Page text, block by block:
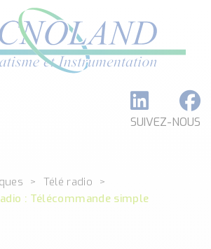
SUIVEZ-NOUS
multi fabricants
Télé radio
: Télécommande simple